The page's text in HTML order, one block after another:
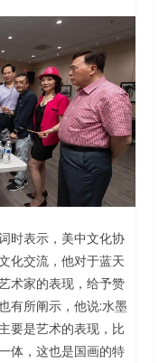
时表示，美中文化协
化交流，他对于蓝天
术家的表现，给予赞
有所阐示，他说:水墨
要是艺术的表现，比
体，这也是国画的特